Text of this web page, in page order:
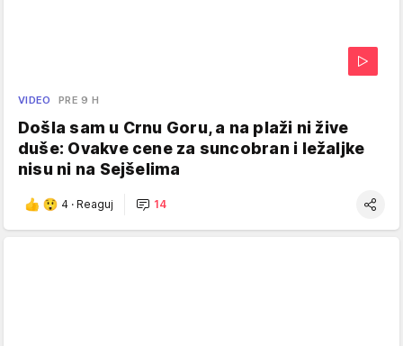
VIDEO PRE 9 H
Došla sam u Crnu Goru, a na plaži ni žive
duše: Ovakve cene za suncobran i ležaljke
nisu ni na Sejšelima
4 · Reaguj 14